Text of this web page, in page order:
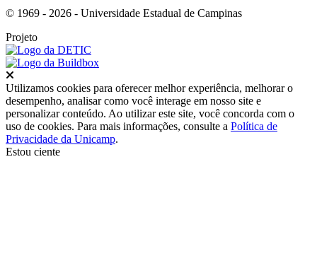
© 1969 - 2026 - Universidade Estadual de Campinas
Projeto
Utilizamos cookies para oferecer melhor experiência, melhorar o
desempenho, analisar como você interage em nosso site e
personalizar conteúdo. Ao utilizar este site, você concorda com o
uso de cookies. Para mais informações, consulte a Política de
Privacidade da Unicamp.
Estou ciente